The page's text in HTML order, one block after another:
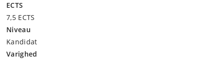
ECTS
7,5 ECTS
Niveau
Kandidat
Varighed